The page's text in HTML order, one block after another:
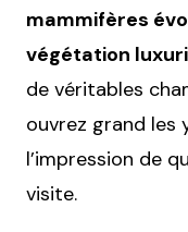
mammifères
végétation
de véritables
ouvrez grand les
l’impression de
visite.